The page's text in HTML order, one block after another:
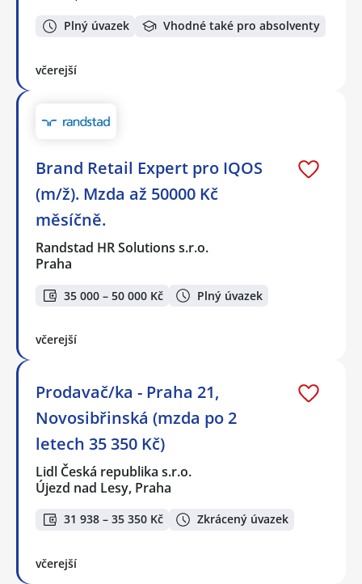
Plný úvazek Vhodné také pro absolventy
včerejší
Brand Retail Expert pro IQOS
(m/ž). Mzda až 50000 Kč
měsíčně.
Randstad HR Solutions s.r.o.
Praha
35 000 – 50 000 Kč Plný úvazek
včerejší
Prodavač/ka - Praha 21,
Novosibřinská (mzda po 2
letech 35 350 Kč)
Lidl Česká republika s.r.o.
Újezd nad Lesy, Praha
31 938 – 35 350 Kč Zkrácený úvazek
včerejší